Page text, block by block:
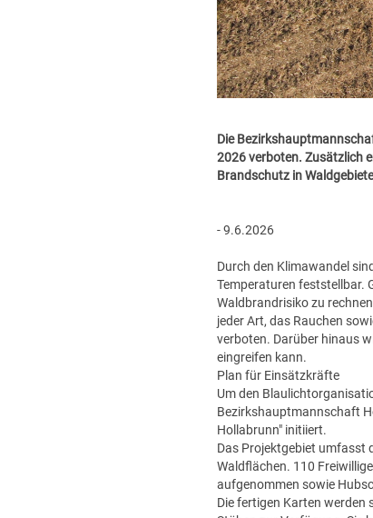
Die
2026 verboten. Zusätzlich
Brandschutz in
- 9.6.2026
Durch den Klimawandel
Temperaturen feststellbar.
Waldbrandrisiko zu
jeder Art, das Rauchen
verboten. Darüber hinaus
eingreifen kann.
Plan für Einsätzkräfte
Um den
Bezirkshauptmannschaft
Hollabrunn" initiiert.
Das Projektgebiet umfasst
Waldflächen. 110
aufgenommen sowie
Die fertigen Karten